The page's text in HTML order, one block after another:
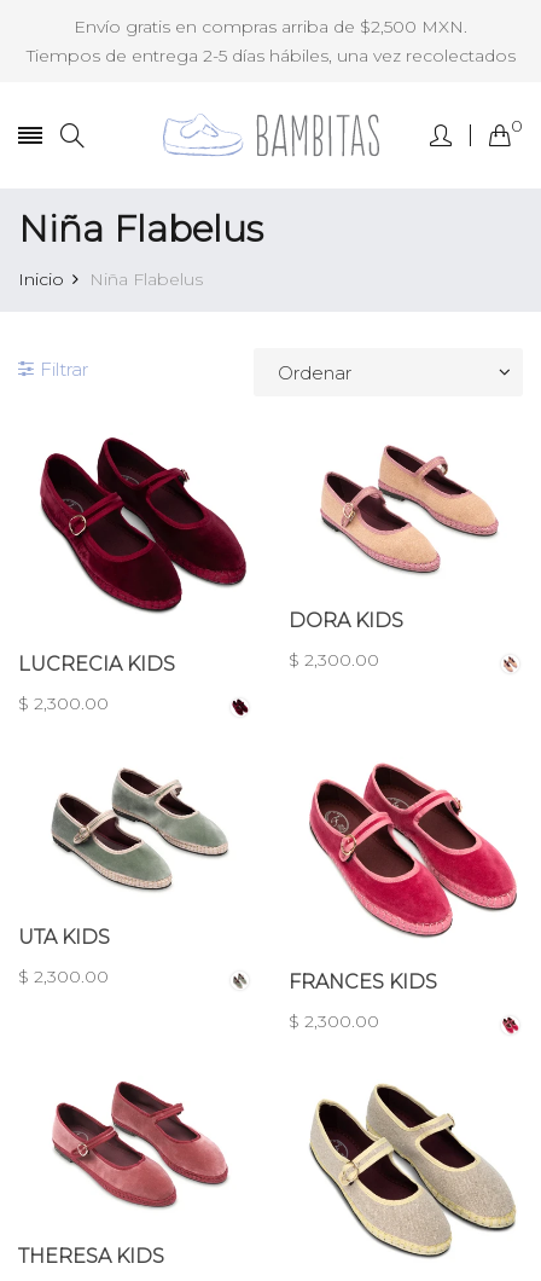
Envío gratis en compras arriba de $2,500 MXN.
Tiempos de entrega 2-5 días hábiles, una vez recolectados
0
Niña Flabelus
Inicio Niña Flabelus
Filtrar
LUCRECIA KIDS
$ 2,300.00
DORA KIDS
$ 2,300.00
UTA KIDS
$ 2,300.00 FRANCES KIDS
$ 2,300.00
THERESA KIDS